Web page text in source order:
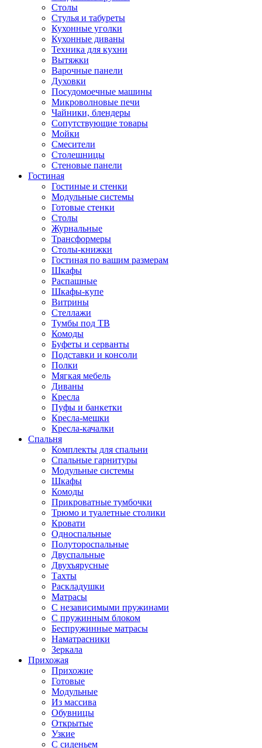
Столы
Стулья и табуреты
Кухонные уголки
Кухонные диваны
Техника для кухни
Вытяжки
Варочные панели
Духовки
Посудомоечные машины
Микроволновые печи
Чайники, блендеры
Сопутствующие товары
Мойки
Смесители
Столешницы
Стеновые панели
Гостиная
Гостиные и стенки
Модульные системы
Готовые стенки
Столы
Журнальные
Трансформеры
Столы-книжки
Гостиная по вашим размерам
Шкафы
Распашные
Шкафы-купе
Витрины
Стеллажи
Тумбы под ТВ
Комоды
Буфеты и серванты
Подставки и консоли
Полки
Мягкая мебель
Диваны
Кресла
Пуфы и банкетки
Кресла-мешки
Кресла-качалки
Спальня
Комплекты для спальни
Спальные гарнитуры
Модульные системы
Шкафы
Комоды
Прикроватные тумбочки
Трюмо и туалетные столики
Кровати
Односпальные
Полутороспальные
Двуспальные
Двухъярусные
Тахты
Раскладушки
Матрасы
С независимыми пружинами
С пружинным блоком
Беспружинные матрасы
Наматрасники
Зеркала
Прихожая
Прихожие
Готовые
Модульные
Из массива
Обувницы
Открытые
Узкие
С сиденьем